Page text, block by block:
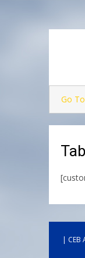
Go
| CEB